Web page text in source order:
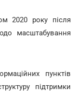
2020 року після
масштабування
пунктів
підтримки